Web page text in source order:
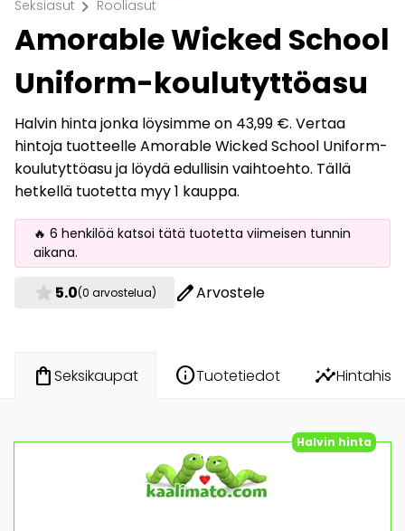
Seksiasut chevron_right Rooliasut
Amorable Wicked School
Uniform-koulutyttöasu
Halvin hinta jonka löysimme on 43,99 €. Vertaa
hintoja tuotteelle Amorable Wicked School Uniform-
koulutyttöasu ja löydä edullisin vaihtoehto. Tällä
hetkellä tuotetta myy 1 kauppa.
🔥 6 henkilöä katsoi tätä tuotetta viimeisen tunnin
aikana.
star 5.0(0 arvostelua) editArvostele
shopping_bagSeksikaupat infoTuotetiedot insights
Halvin hinta